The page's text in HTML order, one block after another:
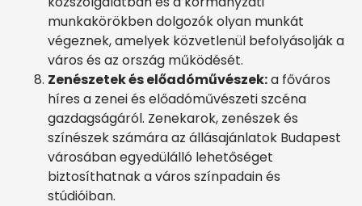
munkakörökben dolgozók olyan munkát
végeznek, amelyek közvetlenül befolyásolják a
város és az ország működését.
Zenészetek és előadóművészek:a főváros
híres a zenei és előadóművészeti szcéna
gazdagságáról. Zenekarok, zenészek és
színészek számára az állásajánlatok Budapest
városában egyedülálló lehetőséget
biztosíthatnak a város színpadain és
stúdióiban.